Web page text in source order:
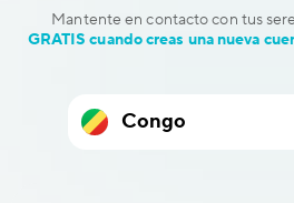
Mantente en contacto con tus
GRATIS cuando creas una nueva